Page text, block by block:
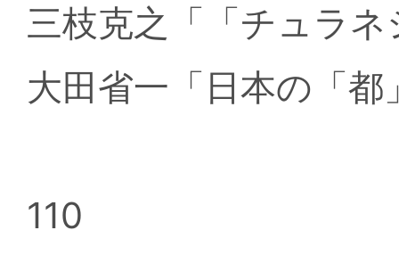
三枝克之「「チュラ
大田省一「日本の「
110